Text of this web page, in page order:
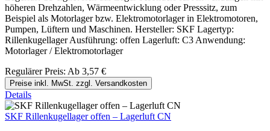
höheren Drehzahlen, Wärmeentwicklung oder Presssitz, zum
Beispiel als Motorlager bzw. Elektromotorlager in Elektromotoren,
Pumpen, Lüftern und Maschinen. Hersteller: SKF Lagertyp:
Rillenkugellager Ausführung: offen Lagerluft: C3 Anwendung:
Motorlager / Elektromotorlager
Regulärer Preis: Ab 3,57 €
Preise inkl. MwSt. zzgl. Versandkosten
Details
SKF Rillenkugellager offen – Lagerluft CN